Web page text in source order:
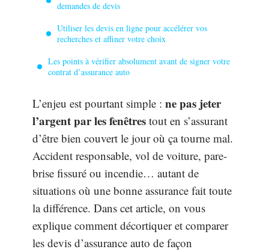
demandes de devis
Utiliser les devis en ligne pour accélérer vos
recherches et affiner votre choix
Les points à vérifier absolument avant de signer votre
contrat d’assurance auto
L’enjeu est pourtant simple : ne pas jeter
l’argent par les fenêtres tout en s’assurant
d’être bien couvert le jour où ça tourne mal.
Accident responsable, vol de voiture, pare-
brise fissuré ou incendie… autant de
situations où une bonne assurance fait toute
la différence. Dans cet article, on vous
explique comment décortiquer et comparer
les devis d’assurance auto de façon